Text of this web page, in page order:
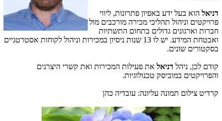
דניאל הוא בעל ידע באפיון פתרונות, ליווי
פרויקטים וניהול תהליכי מכירה מורכבים מול
חברות וארגונים גדולים בתחום התשתיות
ואבטחת המידע. יש לו 13 שנות ניסיון במכירות וניהול לקוחות אסטרטגיים
בסקטורים שונים.
קודם לכן, ניהל דניאל את פעילות המכירות ואת קשרי היצרנים
והפרויקטים במוביסק טכנולוגיות.
קרדיט צילום תמונה עליונה: עובדיה כהן